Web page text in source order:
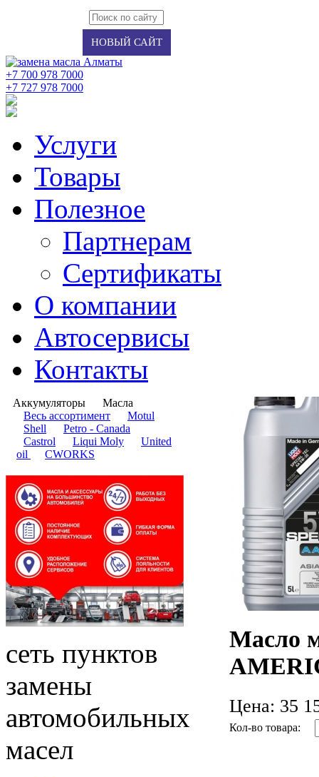
НОВЫЙ САЙТ
+7 700 978 7000
‭+7 727 978 7000‬
Услуги
Товары
Полезное
Партнерам
Сертификаты
О компании
Автосервисы
Контакты
Аккумуляторы
Масла
​Весь ассортимент
Motul
Shell
Petro - Canada
Castrol
Liqui Moly
United
oil
CWORKS
Масло
Цена: 35
Кол-во товара:
сеть пунктов
замены
автомобильных
масел